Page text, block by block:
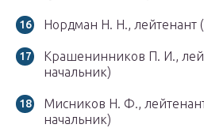
Нордман Н. Н., лейтенант
Крашенинников П. И.,
начальник)
Мисников Н. Ф.,
начальник)